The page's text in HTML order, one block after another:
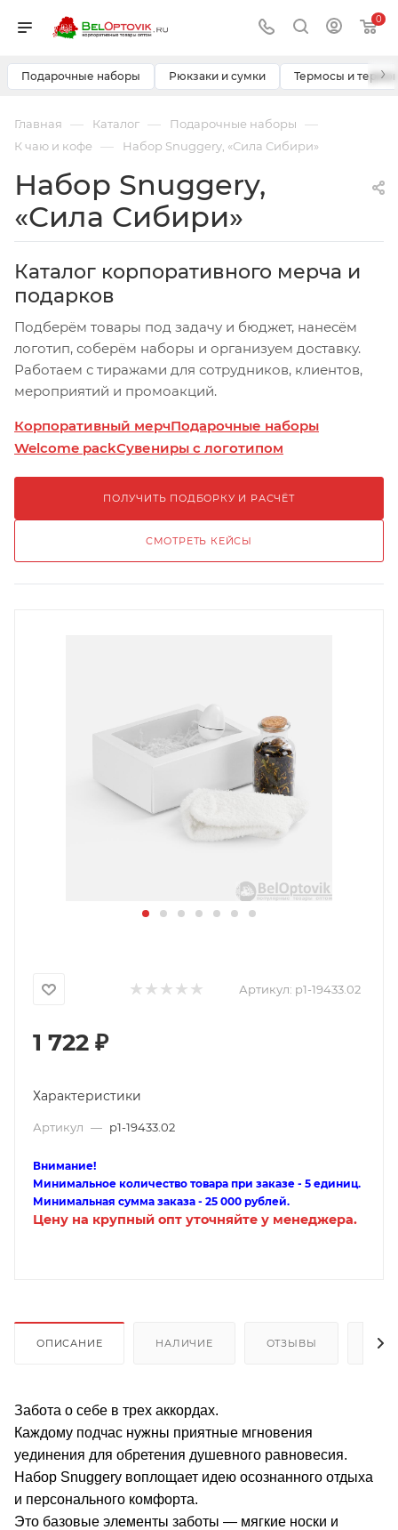
0
Подарочные наборы Рюкзаки и сумки Термосы и ›
Главная — Каталог — Подарочные наборы —
К чаю и кофе — Набор Snuggery, «Сила Сибири»
Набор Snuggery,
«Сила Сибири»
Каталог корпоративного мерча и
подарков
Подберём товары под задачу и бюджет, нанесём
логотип, соберём наборы и организуем доставку.
Работаем с тиражами для сотрудников, клиентов,
мероприятий и промоакций.
Корпоративный мерчПодарочные наборы
Welcome packСувениры с логотипом
ПОЛУЧИТЬ ПОДБОРКУ И РАСЧЁТ
СМОТРЕТЬ КЕЙСЫ
Артикул: p1-19433.02
1 722 ₽
Характеристики
Артикул — p1-19433.02
Внимание!
Минимальное количество товара при заказе - 5 единиц.
Минимальная сумма заказа - 25 000 рублей.
Цену на крупный опт уточняйте у менеджера.
ОПИСАНИЕ НАЛИЧИЕ ОТЗЫВЫ
Забота о себе в трех аккордах.
Каждому подчас нужны приятные мгновения
уединения для обретения душевного равновесия.
Набор Snuggery воплощает идею осознанного отдыха
и персонального комфорта.
Это базовые элементы заботы — мягкие носки и